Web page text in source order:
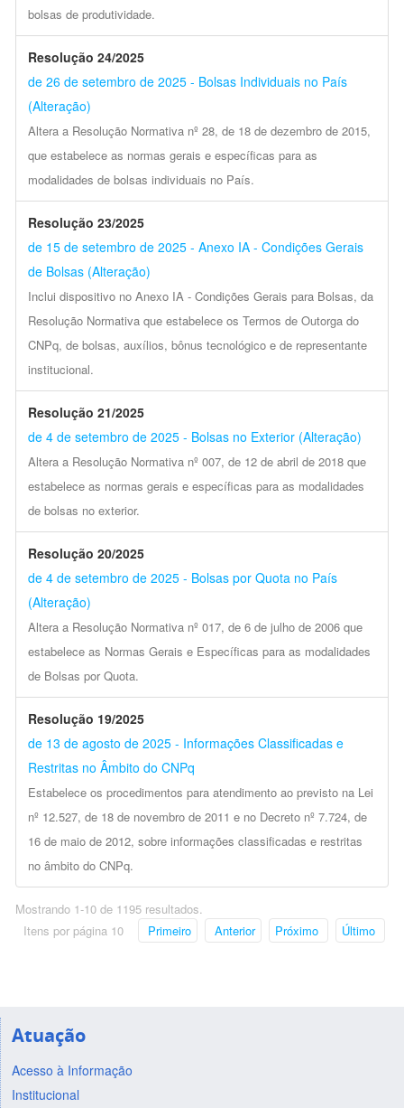
bolsas de produtividade.
Resolução 24/2025
de 26 de setembro de 2025 - Bolsas Individuais no País
(Alteração)
Altera a Resolução Normativa nº 28, de 18 de dezembro de 2015,
que estabelece as normas gerais e específicas para as
modalidades de bolsas individuais no País.
Resolução 23/2025
de 15 de setembro de 2025 - Anexo IA - Condições Gerais
de Bolsas (Alteração)
Inclui dispositivo no Anexo IA - Condições Gerais para Bolsas, da
Resolução Normativa que estabelece os Termos de Outorga do
CNPq, de bolsas, auxílios, bônus tecnológico e de representante
institucional.
Resolução 21/2025
de 4 de setembro de 2025 - Bolsas no Exterior (Alteração)
Altera a Resolução Normativa nº 007, de 12 de abril de 2018 que
estabelece as normas gerais e específicas para as modalidades
de bolsas no exterior.
Resolução 20/2025
de 4 de setembro de 2025 - Bolsas por Quota no País
(Alteração)
Altera a Resolução Normativa nº 017, de 6 de julho de 2006 que
estabelece as Normas Gerais e Específicas para as modalidades
de Bolsas por Quota.
Resolução 19/2025
de 13 de agosto de 2025 - Informações Classificadas e
Restritas no Âmbito do CNPq
Estabelece os procedimentos para atendimento ao previsto na Lei
nº 12.527, de 18 de novembro de 2011 e no Decreto nº 7.724, de
16 de maio de 2012, sobre informações classificadas e restritas
no âmbito do CNPq.
Mostrando 1-10 de 1195 resultados.
Itens por página 10
Primeiro Anterior Próximo Último
Atuação
Acesso à Informação
Institucional